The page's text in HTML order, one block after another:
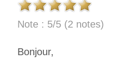
Note : 5/5 (2 notes)
Bonjour,